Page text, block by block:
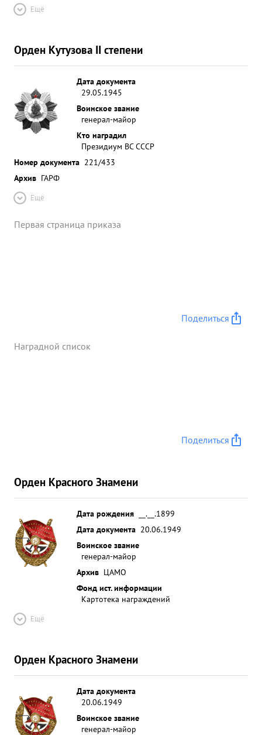
Ещё
Орден Кутузова II степени
Дата документа
29.05.1945
Воинское звание
генерал-майор
Кто наградил
Президиум ВС СССР
Номер документа 221/433
Архив ГАРФ
Ещё
Первая страница приказа
Поделиться
Наградной список
Поделиться
Орден Красного Знамени
Дата рождения
__.__.1899
Дата документа 20.06.1949
Воинское звание
генерал-майор
Архив ЦАМО
Фонд ист. информации
Картотека награждений
Ещё
Орден Красного Знамени
Дата документа
20.06.1949
Воинское звание
генерал-майор